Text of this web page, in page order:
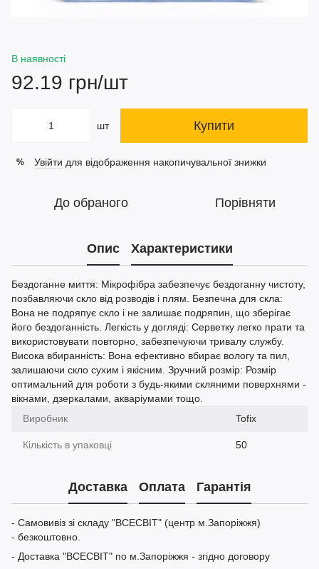
В наявності
92.19 грн/шт
шт Купити
% Увійти для відображення накопичувальної знижки
До обраного Порівняти
Опис Характеристики
Бездоганне миття: Мікрофібра забезпечує бездоганну чистоту,
позбавляючи скло від розводів і плям. Безпечна для скла:
Вона не подряпує скло і не залишає подряпин, що зберігає
його бездоганність. Легкість у догляді: Серветку легко прати та
використовувати повторно, забезпечуючи тривалу службу.
Висока вбиранність: Вона ефективно вбирає вологу та пил,
залишаючи скло сухим і якісним. Зручний розмір: Розмір
оптимальний для роботи з будь-якими скляними поверхнями -
вікнами, дзеркалами, акваріумами тощо.
Виробник
Tofix
Кількість в упаковці 50
Доставка Оплата Гарантія
- Самовивіз зі складу "ВСЕСВІТ" (центр м.Запоріжжя)
- безкоштовно.
- Доставка "ВСЕСВІТ" по м.Запоріжжя - згідно договору